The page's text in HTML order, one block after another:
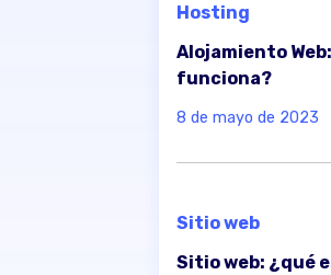
Hosting
Alojamiento
funciona?
8 de mayo de 2023
Sitio web
Sitio web: ¿qué